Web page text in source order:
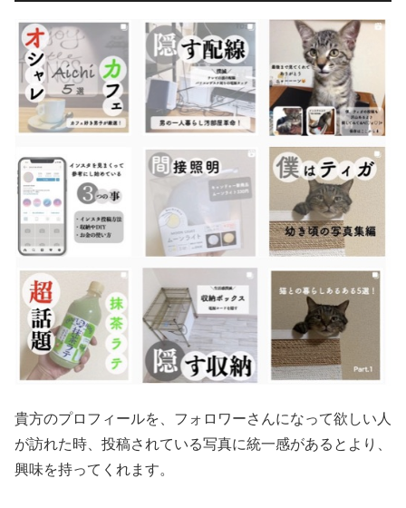
貴方のプロフィールを、フォロワーさんになって欲しい人
が訪れた時、 投稿されている写真に統一感があるとより、
興味を持ってくれます。